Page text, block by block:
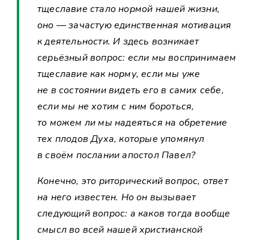
тщеславие стало нормой нашей жизни,
оно — зачастую единственная мотивация
к деятельности. И здесь возникает
серьёзный вопрос: если мы воспринимаем
тщеславие как норму, если мы уже
не в состоянии видеть его в самих себе,
если мы не хотим с ним бороться,
то можем ли мы надеяться на обретение
тех плодов Духа, которые упомянул
в своём послании апостол Павел?
Конечно, это риторический вопрос, ответ
на него известен. Но он вызывает
следующий вопрос: а каков тогда вообще
смысл во всей нашей христианской